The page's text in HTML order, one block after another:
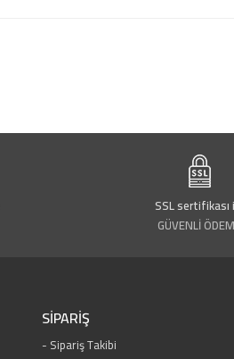
SSL sertifikası
GÜVENLİ
SİPARİŞ
Sipariş Takibi